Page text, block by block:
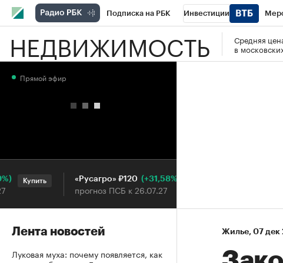
Подписка на РБК Инвестиции
РБК Вино Спорт Школа управления РБК
НЕДВИЖИМОСТЬ
Средняя
в
Жилье⁠, 07 дек
Прямой эфир
Купить «Русагро» ₽120 (+31,58%)
прогноз ПСБ к 26.07.27
Купить
Лента новостей
Луковая муха: почему появляется, как